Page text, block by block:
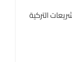
التركية